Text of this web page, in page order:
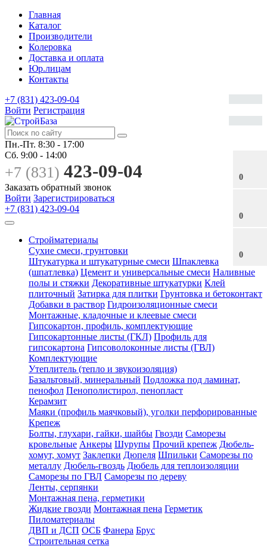
Главная
Каталог
Производители
Колеровка
Доставка и оплата
Юр.лицам
Контакты
0
0
0
+7 (831) 423-09-04
Войти Регистрация
Пн.-Пт. 8:30 - 17:00
Сб. 9:00 - 14:00
+7 (831) 423-09-04
Заказать обратный звонок
Войти Зарегистрироваться
+7 (831) 423-09-04
Стройматериалы
Сухие смеси, грунтовки
Штукатурка и штукатурные смеси Шпаклевка
(шпатлевка) Цемент и универсальные смеси Наливные
полы и стяжки Декоративные штукатурки Клей
плиточный Затирка для плитки Грунтовка и бетоконтакт
Добавки в раствор Гидроизоляционные смеси
Монтажные, кладочные и клеевые смеси
Гипсокартон, профиль, комплектующие
Гипсокартонные листы (ГКЛ) Профиль для
гипсокартона Гипсоволоконные листы (ГВЛ)
Комплектующие
Утеплитель (тепло и звукоизоляция)
Базальтовый, минеральный Подложка под ламинат,
пенофол Пенополистирол, пенопласт
Керамзит
Маяки (профиль маячковый), уголки перфорированные
Крепеж
Болты, глухари, гайки, шайбы Гвозди Саморезы
кровельные Анкеры Шурупы Прочий крепеж Дюбель-
хомут, хомут Заклепки Дюпеля Шпильки Саморезы по
металлу Дюбель-гвоздь Дюбель для теплоизоляции
Саморезы по ГВЛ Саморезы по дереву
Ленты, серпянки
Монтажная пена, герметики
Жидкие гвозди Монтажная пена Герметик
Пиломатериалы
ДВП и ДСП ОСБ Фанера Брус
Строительная сетка